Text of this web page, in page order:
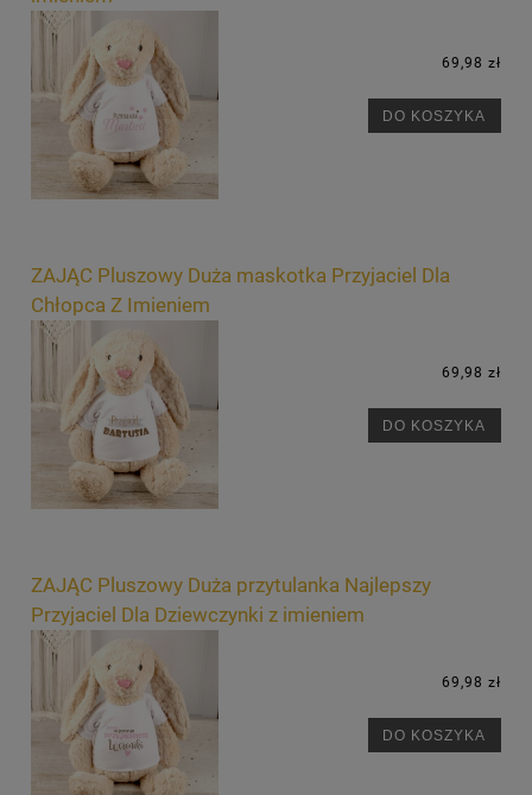
69,98 zł
DO KOSZYKA
ZAJĄC Pluszowy Duża maskotka Przyjaciel Dla
Chłopca Z Imieniem
69,98 zł
DO KOSZYKA
ZAJĄC Pluszowy Duża przytulanka Najlepszy
Przyjaciel Dla Dziewczynki z imieniem
69,98 zł
DO KOSZYKA